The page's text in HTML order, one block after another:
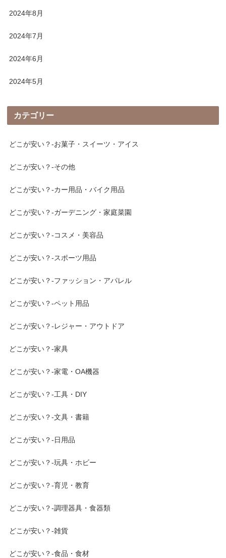
2024年8月
2024年7月
2024年6月
2024年5月
カテゴリー
どこが安い？-お菓子・スイーツ・アイス
どこが安い？-その他
どこが安い？-カー用品・バイク用品
どこが安い？-ガーデニング・家庭菜園
どこが安い？-コスメ・美容品
どこが安い？-スポーツ用品
どこが安い？-ファッション・アパレル
どこが安い？-ペット用品
どこが安い？-レジャー・アウトドア
どこが安い？-家具
どこが安い？-家電・OA機器
どこが安い？-工具・DIY
どこが安い？-文具・書籍
どこが安い？-日用品
どこが安い？-玩具・ホビー
どこが安い？-育児・教育
どこが安い？-調理器具・食器類
どこが安い？-雑貨
どこが安い？-食品・食材